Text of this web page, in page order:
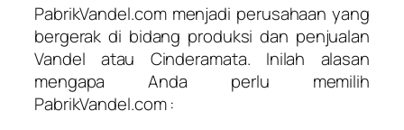
PabrikVandel.com menjadi perusahaan yang
bergerak di bidang produksi dan penjualan
Vandel atau Cinderamata. Inilah alasan
mengapa Anda perlu memilih
PabrikVandel.com :